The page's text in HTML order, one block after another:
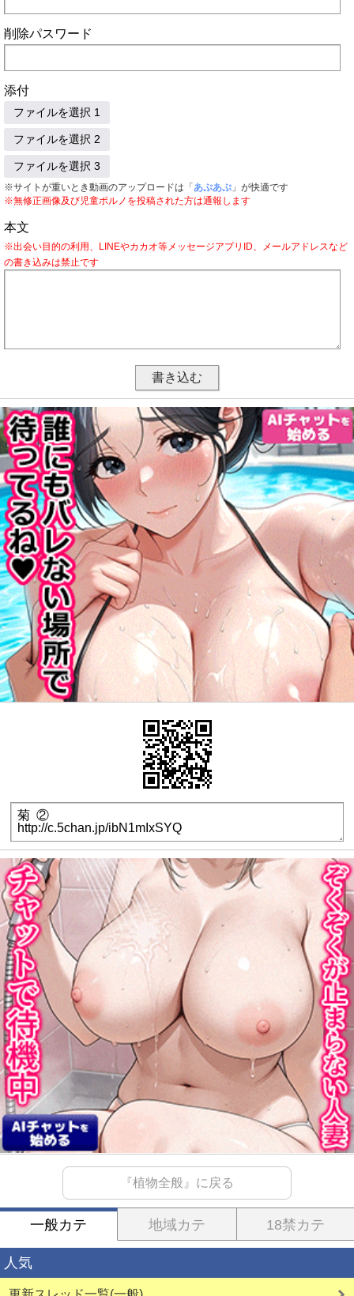
削除パスワード
添付
ファイルを選択 1
ファイルを選択 2
ファイルを選択 3
※サイトが重いとき動画のアップロードは「 あぷあぷ 」が快適です
※無修正画像及び児童ポルノを投稿された方は通報します
本文
※出会い目的の利用、LINEやカカオ等メッセージアプリID、メールアドレスなど
の書き込みは禁止です
『植物全般』に戻る
一般カテ 地域カテ 18禁カテ
人気